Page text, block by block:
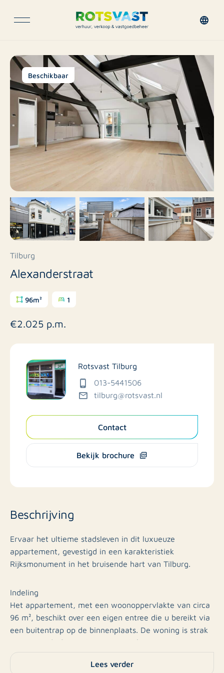
Beschikbaar
Tilburg
Alexanderstraat
96m² 1
€2.025 p.m.
Rotsvast Tilburg
013-5441506
tilburg@rotsvast.nl
Contact
Bekijk brochure
Beschrijving
Ervaar het ultieme stadsleven in dit luxueuze
appartement, gevestigd in een karakteristiek
Rijksmonument in het bruisende hart van Tilburg.
Indeling
Het appartement, met een woonoppervlakte van circa
96 m², beschikt over een eigen entree die u bereikt via
een buitentrap op de binnenplaats. De woning is strak
en verzorgd afgewerkt met een lichte woonruimte.
U komt binnen in de hal die toegang biedt tot de
Lees verder